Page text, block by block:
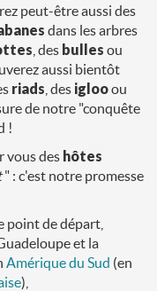
peut-être aussi des
dans les arbres
, des bulles ou
aussi bientôt
riads , des iglooou
de notre "conquête
!
vous des hôtes
" : c'est notre promesse
point de départ,
et la
Amérique du Sud (en
),